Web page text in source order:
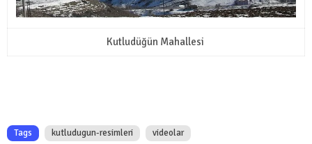
Kutludüğün Mahallesi
Tags kutludugun-resimleri videolar